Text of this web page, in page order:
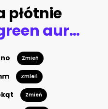
płótnie
Purple and green aurora / northern Lights over tree line
Zmień
Zmień
Zmień